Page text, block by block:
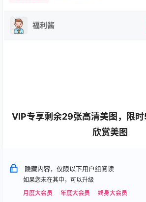
福利酱
VIP专享剩余29张高清美图，限
欣赏美图
隐藏内容，仅限以下用户组阅读
如果您未在其中，可以升级
月度大会员
年度大会员 终身大会员